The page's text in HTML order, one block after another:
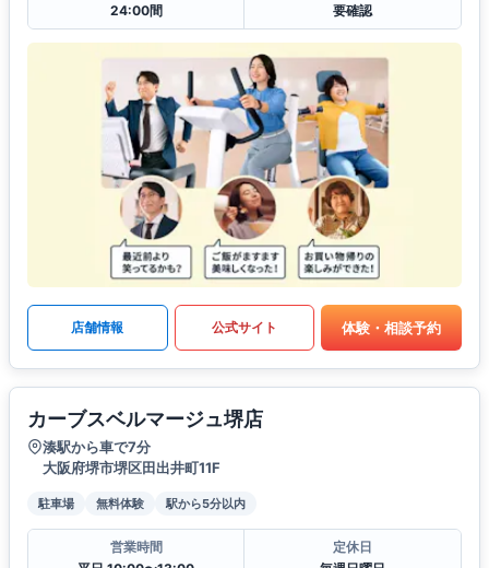
24:00間
要確認
店舗情報 公式サイト 体験・相談予約
カーブスベルマージュ堺店
湊駅から車で7分
大阪府堺市堺区田出井町11F
駐車場 無料体験 駅から5分以内
営業時間
定休日